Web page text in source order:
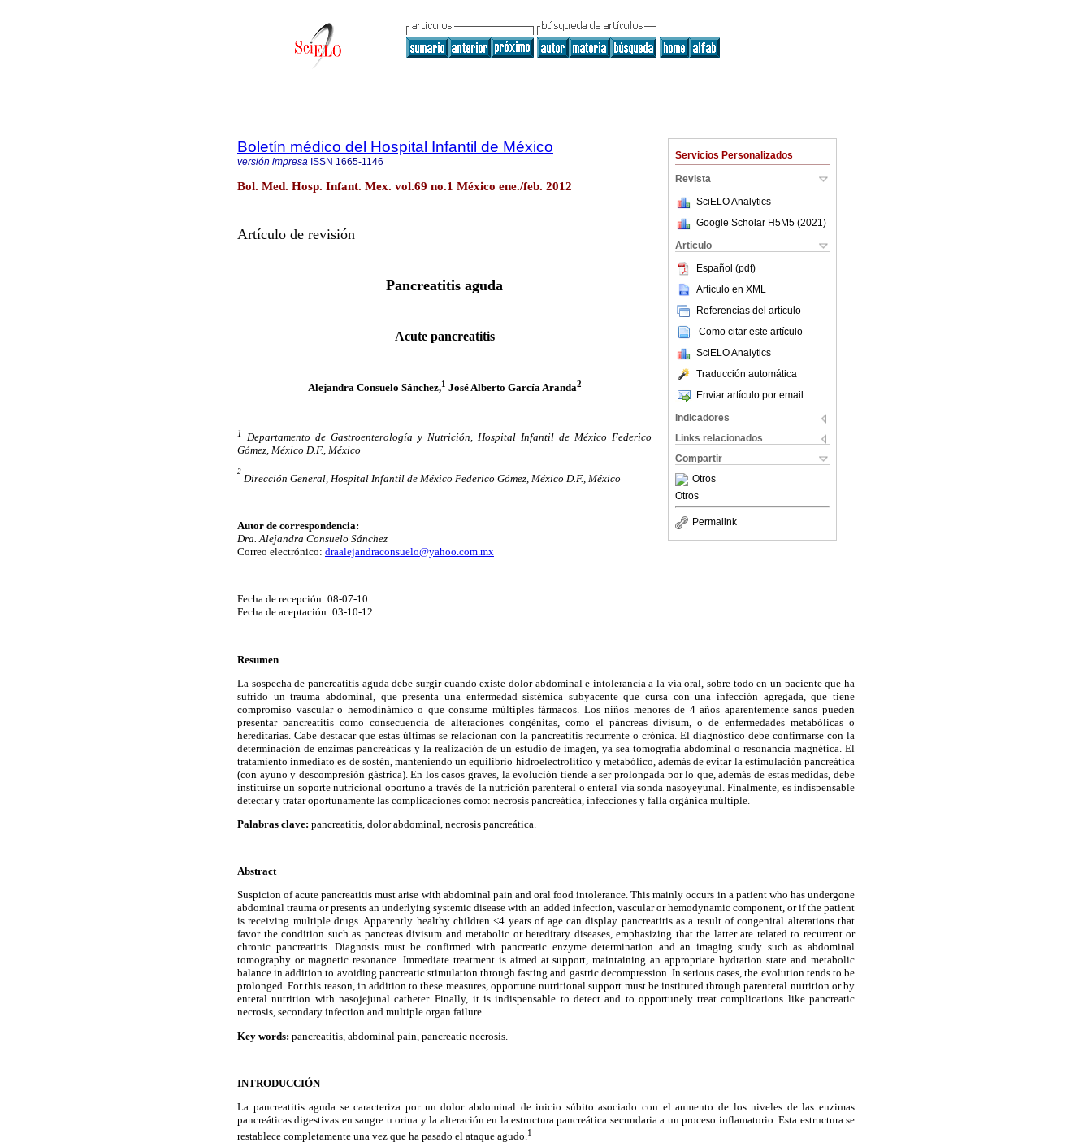
Servicios Personalizados
Revista
SciELO Analytics
Google Scholar H5M5 (2021 )
Articulo
Español (pdf)
Artículo en XML
Referencias del artículo
Como citar este artículo
SciELO Analytics
Traducción automática
Enviar artículo por email
Indicadores
Links relacionados
Compartir
Otros
Otros
Permalink
Boletín médico del Hospital Infantil de México
versión impresa ISSN 1665-1146
Bol. Med. Hosp. Infant. Mex. vol.69 no.1 México ene./feb. 2012
Artículo de revisión
Pancreatitis aguda
Acute pancreatitis
Alejandra Consuelo Sánchez,1 José Alberto García Aranda2
1
Departamento de Gastroenterología y Nutrición, Hospital Infantil de México Federico
Gómez, México D.F., México
2
Dirección General, Hospital Infantil de México Federico Gómez, México D.F., México
Autor de correspondencia:
Dra. Alejandra Consuelo Sánchez
Correo electrónico: draalejandraconsuelo@yahoo.com.mx
Fecha de recepción: 08-07-10
Fecha de aceptación: 03-10-12
Resumen
La sospecha de pancreatitis aguda debe surgir cuando existe dolor abdominal e intolerancia a la vía oral, sobre todo en un paciente que ha
sufrido un trauma abdominal, que presenta una enfermedad sistémica subyacente que cursa con una infección agregada, que tiene
compromiso vascular o hemodinámico o que consume múltiples fármacos. Los niños menores de 4 años aparentemente sanos pueden
presentar pancreatitis como consecuencia de alteraciones congénitas, como el páncreas divisum, o de enfermedades metabólicas o
hereditarias. Cabe destacar que estas últimas se relacionan con la pancreatitis recurrente o crónica. El diagnóstico debe confirmarse con la
determinación de enzimas pancreáticas y la realización de un estudio de imagen, ya sea tomografía abdominal o resonancia magnética. El
tratamiento inmediato es de sostén, manteniendo un equilibrio hidroelectrolítico y metabólico, además de evitar la estimulación pancreática
(con ayuno y descompresión gástrica). En los casos graves, la evolución tiende a ser prolongada por lo que, además de estas medidas, debe
instituirse un soporte nutricional oportuno a través de la nutrición parenteral o enteral vía sonda nasoyeyunal. Finalmente, es indispensable
detectar y tratar oportunamente las complicaciones como: necrosis pancreática, infecciones y falla orgánica múltiple.
Palabras clave: pancreatitis, dolor abdominal, necrosis pancreática.
Abstract
Suspicion of acute pancreatitis must arise with abdominal pain and oral food intolerance. This mainly occurs in a patient who has undergone
abdominal trauma or presents an underlying systemic disease with an added infection, vascular or hemodynamic component, or if the patient
is receiving multiple drugs. Apparently healthy children <4 years of age can display pancreatitis as a result of congenital alterations that
favor the condition such as pancreas divisum and metabolic or hereditary diseases, emphasizing that the latter are related to recurrent or
chronic pancreatitis. Diagnosis must be confirmed with pancreatic enzyme determination and an imaging study such as abdominal
tomography or magnetic resonance. Immediate treatment is aimed at support, maintaining an appropriate hydration state and metabolic
balance in addition to avoiding pancreatic stimulation through fasting and gastric decompression. In serious cases, the evolution tends to be
prolonged. For this reason, in addition to these measures, opportune nutritional support must be instituted through parenteral nutrition or by
enteral nutrition with nasojejunal catheter. Finally, it is indispensable to detect and to opportunely treat complications like pancreatic
necrosis, secondary infection and multiple organ failure.
Key words: pancreatitis, abdominal pain, pancreatic necrosis.
INTRODUCCIÓN
La pancreatitis aguda se caracteriza por un dolor abdominal de inicio súbito asociado con el aumento de los niveles de las enzimas
pancreáticas digestivas en sangre u orina y la alteración en la estructura pancreática secundaria a un proceso inflamatorio. Esta estructura se
restablece completamente una vez que ha pasado el ataque agudo. 1